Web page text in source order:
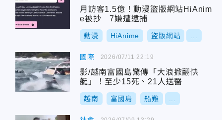
月訪客1.5億！動漫盜版網站HiAnim
e被抄 7嫌遭逮捕
動漫 HiAnime 盜版網站
國際
影/越南富國島驚傳「大浪掀翻快
艇」！至少15死、21人送醫
越南 富國島 船難
2026/07/11 22:19